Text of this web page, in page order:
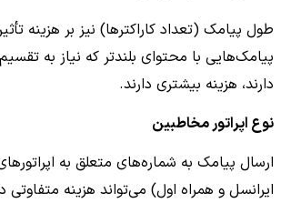
طول پیامک (تعداد کاراکترها) نیز بر هزینه
پیامک‌هایی با محتوای بلندتر که نیاز به
دارند، هزینه بیشتری دارند.
نوع اپراتور مخاطبین
ارسال پیامک به شماره‌های متعلق به
ایرانسل و همراه اول) می‌تواند هزینه متفاوتی